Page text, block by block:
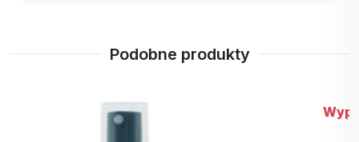
komplikacje z zapaleniem płuc, a także miał
spray, Magnesium i Activ 3 drink wszystko
Podobne produkty